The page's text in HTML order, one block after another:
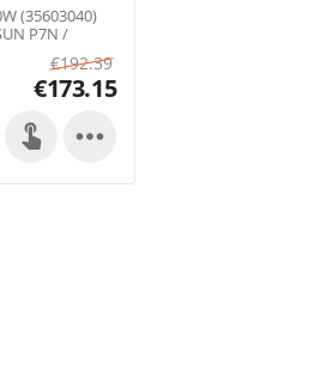
(35603040)
P7N /
€192.39
€173.15
